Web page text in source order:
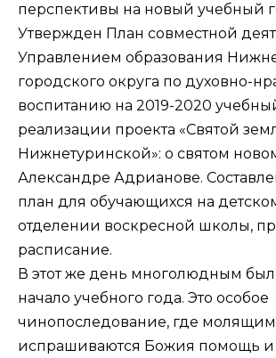
перспективы на новый учебный
Утвержден План совместной
Управлением образования
городского округа по духовно-
воспитанию на 2019-2020
реализации проекта «Святой
Нижнетуринской»: о святом
Александре Адрианове.
план для обучающихся на
отделении воскресной школы,
расписание.
В этот же день многолюдным
начало учебного года. Это особое
чинопоследование, где
испрашиваются Божия помощь и